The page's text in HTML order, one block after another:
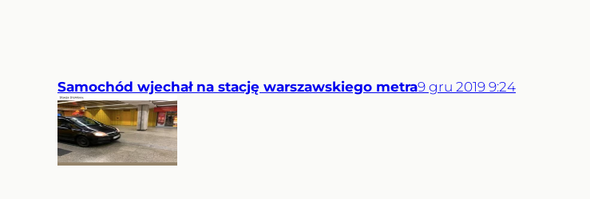
Samochód wjechał na stację warszawskiego metra9 gru 2019 9:24